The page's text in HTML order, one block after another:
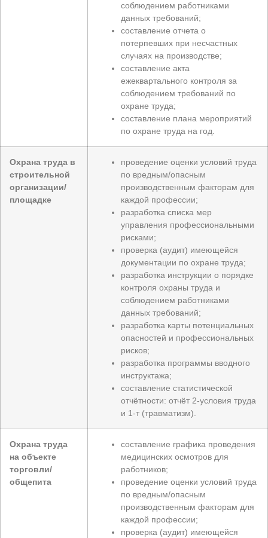
соблюдением работниками
данных требований;
составление отчета о
потерпевших при несчастных
случаях на производстве;
составление акта
ежеквартального контроля за
соблюдением требований по
охране труда;
составление плана мероприятий
по охране труда на год.
Охрана труда в
строительной
организации/
площадке
проведение оценки условий труда
по вредным/опасным
производственным факторам для
каждой профессии;
разработка списка мер
управления профессиональными
рисками;
проверка (аудит) имеющейся
документации по охране труда;
разработка инструкции о порядке
контроля охраны труда и
соблюдением работниками
данных требований;
разработка карты потенциальных
опасностей и профессиональных
рисков;
разработка программы вводного
инструктажа;
составление статистической
отчётности: отчёт 2-условия труда
и 1-т (травматизм).
Охрана труда
на объекте
торговли/
общепита
составление графика проведения
медицинских осмотров для
работников;
проведение оценки условий труда
по вредным/опасным
производственным факторам для
каждой профессии;
проверка (аудит) имеющейся